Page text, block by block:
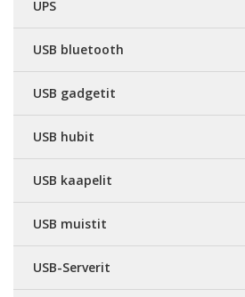
UPS
USB bluetooth
USB gadgetit
USB hubit
USB kaapelit
USB muistit
USB-Serverit